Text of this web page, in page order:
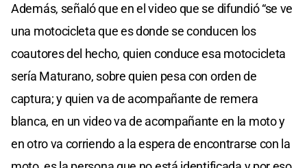
Además, señaló que en el video que se difundió “se ve
una motocicleta que es donde se conducen los
coautores del hecho, quien conduce esa motocicleta
sería Maturano, sobre quien pesa con orden de
captura; y quien va de acompañante de remera
blanca, en un video va de acompañante en la moto y
en otro va corriendo a la espera de encontrarse con la